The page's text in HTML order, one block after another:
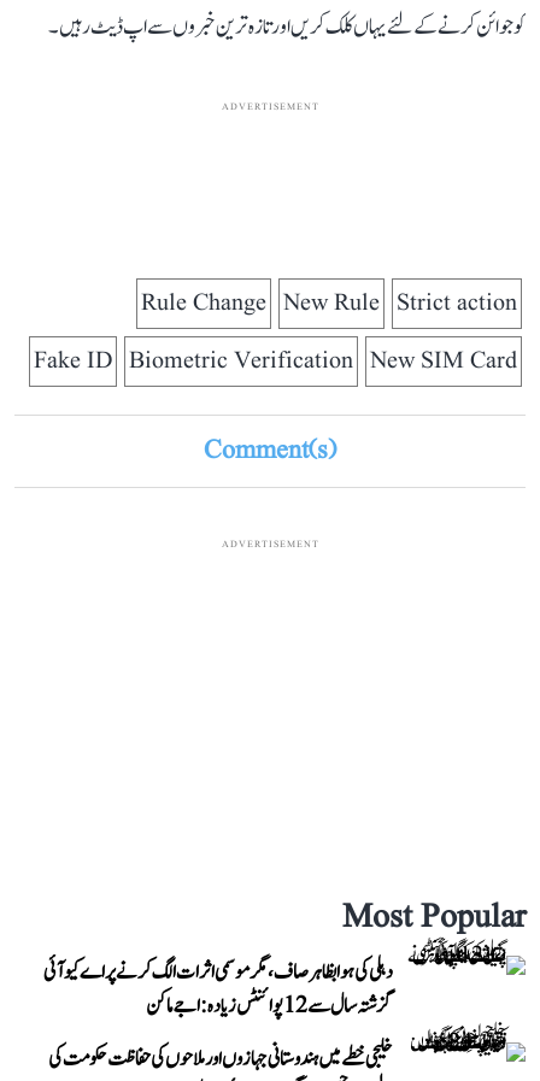
کو جوائن کرنے کے لئے یہاں کلک کریں اور تازہ ترین خبروں سے اپ ڈیٹ رہیں۔
ADVERTISEMENT
Strict action
New Rule
Rule Change
New SIM Card
Biometric Verification
Fake ID
Comment(s)
ADVERTISEMENT
Most Popular
دہلی کی ہوا بظاہر صاف، مگر موسمی اثرات الگ کرنے پر اے کیو آئی
گزشتہ سال سے 12 پوائنٹس زیادہ: اجے ماکن
خلیجی خطے میں ہندوستانی جہازوں اور ملاحوں کی حفاظت حکومت کی